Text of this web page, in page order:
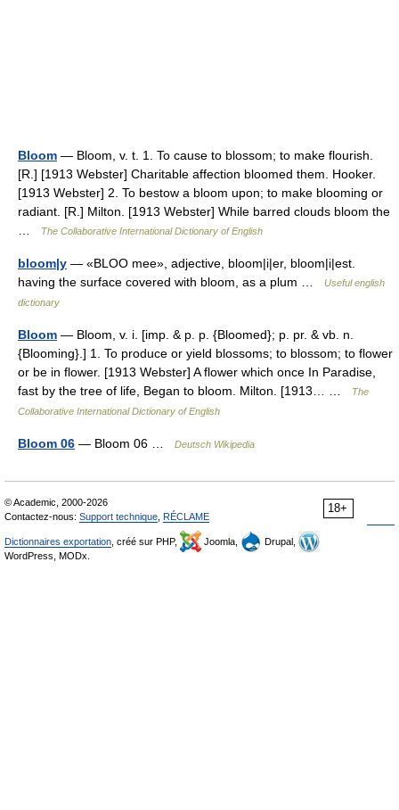
Bloom — Bloom, v. t. 1. To cause to blossom; to make flourish.
[R.] [1913 Webster] Charitable affection bloomed them. Hooker.
[1913 Webster] 2. To bestow a bloom upon; to make blooming or
radiant. [R.] Milton. [1913 Webster] While barred clouds bloom the
The Collaborative International Dictionary of English
bloom|y — «BLOO mee», adjective, bloom|i|er, bloom|i|est.
having the surface covered with bloom, as a plum …
Useful english
dictionary
Bloom — Bloom, v. i. [imp. & p. p. {Bloomed}; p. pr. & vb. n.
{Blooming}.] 1. To produce or yield blossoms; to blossom; to flower
or be in flower. [1913 Webster] A flower which once In Paradise,
fast by the tree of life, Began to bloom. Milton. [1913… …
The
Collaborative International Dictionary of English
Bloom 06 — Bloom 06 … Deutsch Wikipedia
18+
© Academic, 2000-2026
Contactez-nous: Support technique RÉCLAME
Dictionnaires exportation , créé sur PHP, Joomla,
Drupal,
WordPress, MODx.